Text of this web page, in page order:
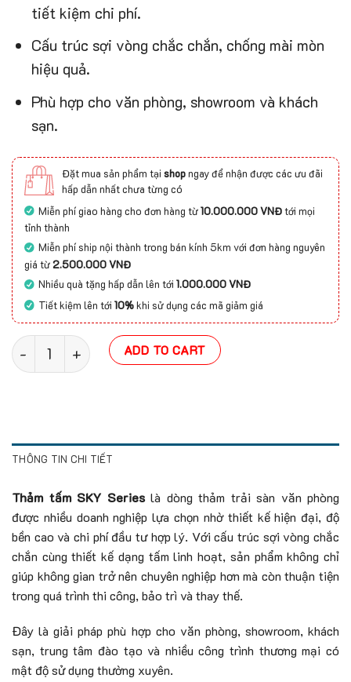
tiết kiệm chi phí.
Cấu trúc sợi vòng chắc chắn, chống mài mòn
hiệu quả.
Phù hợp cho văn phòng, showroom và khách
sạn.
Đặt mua sản phẩm tại shopngay để nhận được các ưu đãi
hấp dẫn nhất chưa từng có
Miễn phí giao hàng cho đơn hàng từ10.000.000 VNĐtới mọi
tỉnh thành
Miễn phí ship nội thành trong bán kính 5km với đơn hàng nguyên
giá từ2.500.000 VNĐ
Nhiều quà tặng hấp dẫn lên tới1.000.000 VNĐ
Tiết kiệm lên tới10%khi sử dụng các mã giảm giá
Thảm tấm giá rẻ SKY series quantity
ADD TO CART
THÔNG TIN CHI TIẾT
Thảm tấm SKY Serieslà dòng thảm trải sàn văn phòng
được nhiều doanh nghiệp lựa chọn nhờ thiết kế hiện đại, độ
bền cao và chi phí đầu tư hợp lý. Với cấu trúc sợi vòng chắc
chắn cùng thiết kế dạng tấm linh hoạt, sản phẩm không chỉ
giúp không gian trở nên chuyên nghiệp hơn mà còn thuận tiện
trong quá trình thi công, bảo trì và thay thế.
Đây là giải pháp phù hợp cho văn phòng, showroom, khách
sạn, trung tâm đào tạo và nhiều công trình thương mại có
mật độ sử dụng thường xuyên.